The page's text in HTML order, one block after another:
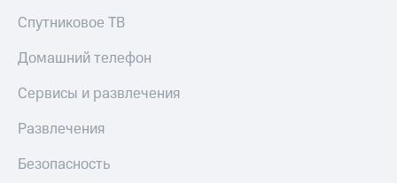
Спутниковое ТВ
Домашний телефон
Сервисы и развлечения
Развлечения
Безопасность